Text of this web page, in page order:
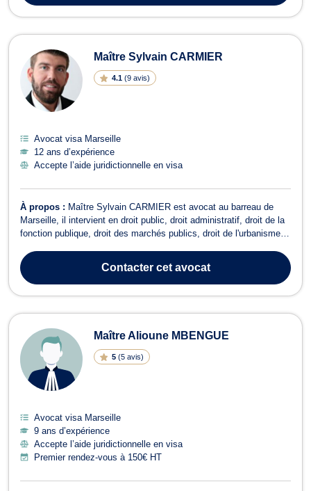
Maître Sylvain CARMIER
4.1 (9 avis)
Avocat visa Marseille
12 ans d’expérience
Accepte l’aide juridictionnelle en visa
À propos : Maître Sylvain CARMIER est avocat au barreau de
Marseille, il intervient en droit public, droit administratif, droit de la
fonction publique, droit des marchés publics, droit de l'urbanisme,
administratif, il conseille ses clients en cas de problématiques ou
liti...
Contactercet avocat
Maître Alioune MBENGUE
5 (5 avis)
Avocat visa Marseille
9 ans d’expérience
Accepte l’aide juridictionnelle en visa
Premier rendez-vous à 150€ HT